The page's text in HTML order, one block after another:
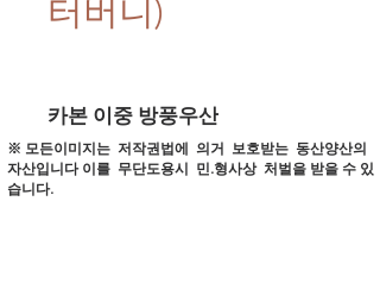
터버니)
카본 이중 방풍우산
※ 모든이미지는 저작권법에 의거 보호받는 동산양산의
자산입니다이를 무단도용시 민.형사상 처벌을 받을 수 있
습니다.